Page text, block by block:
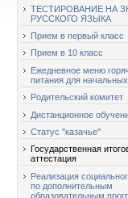
ТЕСТИРОВАНИЕ НА
РУССКОГО ЯЗЫКА
Прием в первый класс
Прием в 10 класс
Ежедневное меню
питания для
Родительский комитет
Дистанционное
Статус "казачье"
Государственная
аттестация
Реализация
по дополнительным
образовательным